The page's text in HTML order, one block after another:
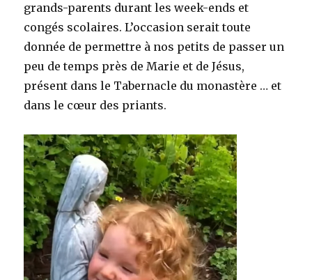
grands-parents durant les week-ends et
congés scolaires. L’occasion serait toute
donnée de permettre à nos petits de passer un
peu de temps près de Marie et de Jésus,
présent dans le Tabernacle du monastère … et
dans le cœur des priants.